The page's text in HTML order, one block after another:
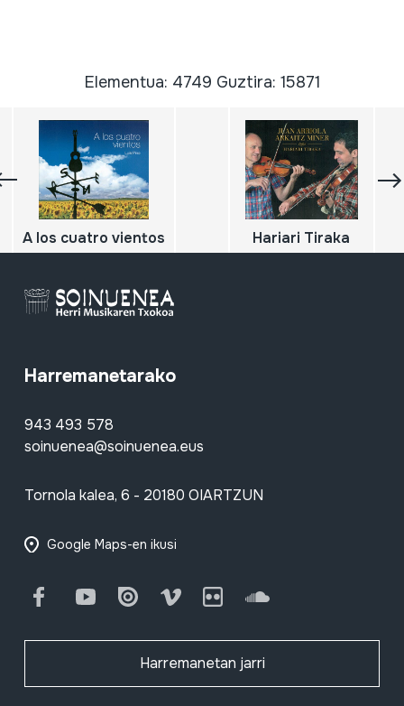
Elementua: 4749 Guztira: 15871
A los cuatro vientos Hariari Tiraka
Harremanetarako
943 493 578
soinuenea@soinuenea.eus
Tornola kalea, 6 - 20180 OIARTZUN
Google Maps-en ikusi
FacebookYoutube Issuu Vimeo Flickr SoundCloud
Harremanetan jarri